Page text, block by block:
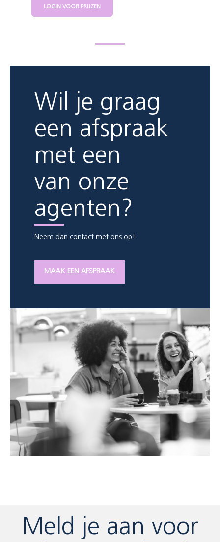
LOGIN VOOR PRIJZEN
Wil je graag
een afspraak
met een
van onze
agenten?
Neem dan contact met ons op!
MAAK EEN AFSPRAAK
Meld je aan voor